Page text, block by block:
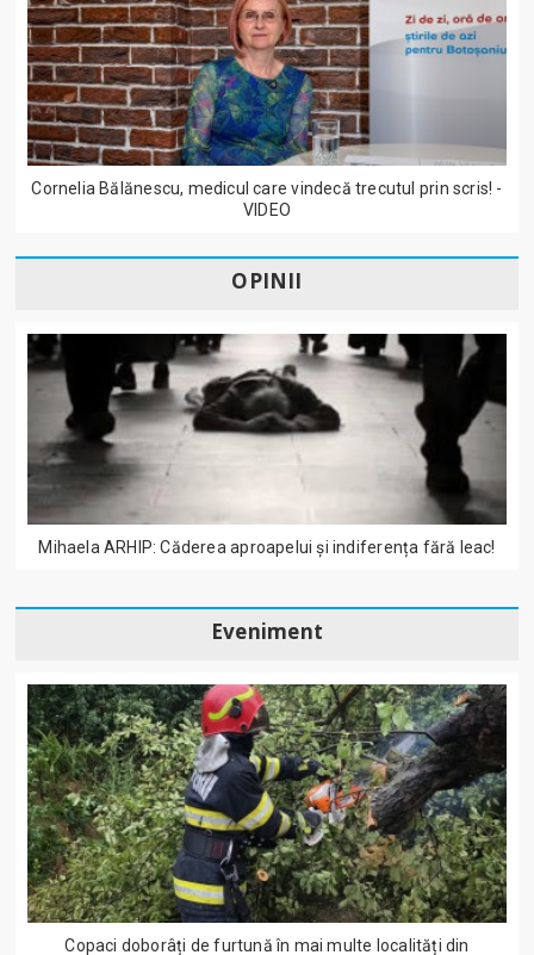
Cornelia Bălănescu, medicul care vindecă trecutul prin scris! -
VIDEO
OPINII
Mihaela ARHIP: Căderea aproapelui și indiferența fără leac!
Eveniment
Copaci doborâți de furtună în mai multe localități din